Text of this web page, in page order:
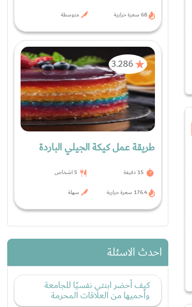
68 سعرة حرارية متوسطة
3.286
طريقة عمل كيكة الجيلي الباردة
15 دقيقة 5 اشخاص
176.4 سعرة حرارية سهلة
احدث الاسئلة
كيف أحضر ابنتي نفسيًا للجامعة
وأحميها من العلاقات المحرمة